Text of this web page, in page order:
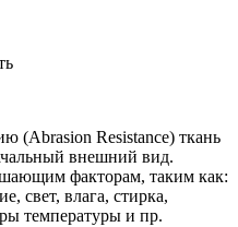
(Abrasion Resistance) ткань
внешний вид.
факторам, таким как:
свет, влага, стирка,
температуры и пр.